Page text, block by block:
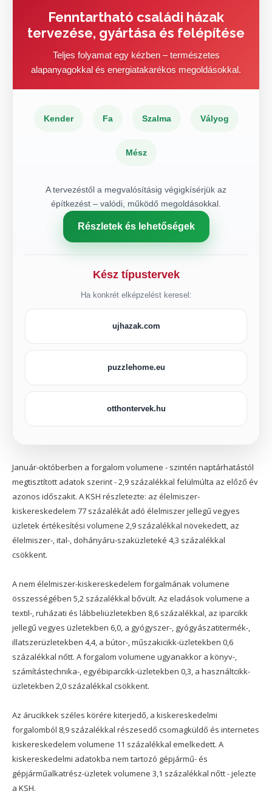
Fenntartható családi házak
tervezése, gyártása és felépítése
Teljes folyamat egy kézben – természetes
alapanyagokkal és energiatakarékos megoldásokkal.
Kender Fa Szalma Vályog
Mész
A tervezéstől a megvalósításig végigkísérjük az
építkezést – valódi, működő megoldásokkal.
Részletek és lehetőségek
Kész típustervek
Ha konkrét elképzelést keresel:
ujhazak.com
puzzlehome.eu
otthontervek.hu
Január-októberben a forgalom volumene - szintén naptárhatástól
megtisztított adatok szerint - 2,9 százalékkal felülmúlta az előző év
azonos időszakit. A KSH részletezte: az élelmiszer-
kiskereskedelem 77 százalékát adó élelmiszer jellegű vegyes
üzletek értékesítési volumene 2,9 százalékkal növekedett, az
élelmiszer-, ital-, dohányáru-szaküzleteké 4,3 százalékkal
csökkent.
A nem élelmiszer-kiskereskedelem forgalmának volumene
összességében 5,2 százalékkal bővült. Az eladások volumene a
textil-, ruházati és lábbeliüzletekben 8,6 százalékkal, az iparcikk
jellegű vegyes üzletekben 6,0, a gyógyszer-, gyógyászatitermék-,
illatszerüzletekben 4,4, a bútor-, műszakicikk-üzletekben 0,6
százalékkal nőtt. A forgalom volumene ugyanakkor a könyv-,
számítástechnika-, egyébiparcikk-üzletekben 0,3, a használtcikk-
üzletekben 2,0 százalékkal csökkent.
Az árucikkek széles körére kiterjedő, a kiskereskedelmi
forgalomból 8,9 százalékkal részesedő csomagküldő és internetes
kiskereskedelem volumene 11 százalékkal emelkedett. A
kiskereskedelmi adatokba nem tartozó gépjármű- és
gépjárműalkatrész-üzletek volumene 3,1 százalékkal nőtt - jelezte
a KSH.